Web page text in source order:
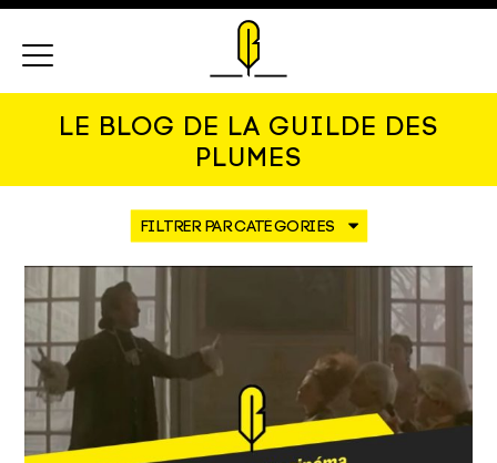
LE BLOG DE LA GUILDE DES
PLUMES